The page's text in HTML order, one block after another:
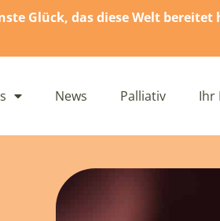
Glück, das diese Welt bereitet
News Palliativ Ihr